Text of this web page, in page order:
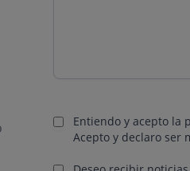
Entiendo y acepto la
Acepto y declaro ser